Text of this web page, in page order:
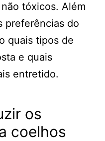
tóxicos. Além
preferências do
quais tipos de
e quais
entretido.
os
coelhos